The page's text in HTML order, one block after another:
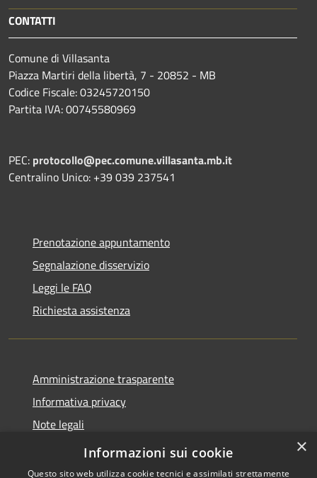
CONTATTI
Comune di Villasanta
Piazza Martiri della libertà, 7 - 20852 - MB
Codice Fiscale: 03245720150
Partita IVA: 00745580969
PEC: protocollo@pec.comune.villasanta.mb.it
Centralino Unico: +39 039 237541
Prenotazione appuntamento
Segnalazione disservizio
Leggi le FAQ
Richiesta assistenza
Amministrazione trasparente
Informativa privacy
Note legali
Dichiarazione di accessibilità
×
Informazioni sui cookie
Questo sito web utilizza cookie tecnici e assimilati strettamente